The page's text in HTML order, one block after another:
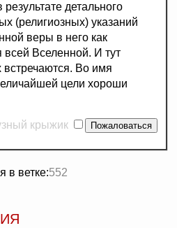
детального
(религиозных) указаний
веры в него как
всей Вселенной. И тут
встречаются. Во имя
цели хороши
крыжик
в ветке:552